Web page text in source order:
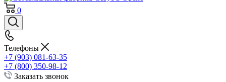
0
Телефоны
+7 (903) 081-63-35
+7 (800) 350-98-12
Заказать звонок